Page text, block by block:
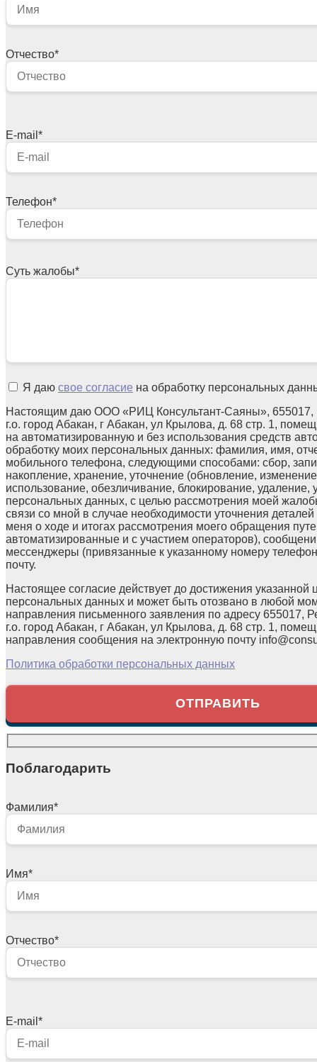
Отчество*
E-mail *
Телефон*
Суть жалобы*
Я даю свое согласие на обработку персональных
Настоящим даю ООО «РИЦ Консультант-Саяны», 655017,
г.о. город Абакан, г Абакан, ул Крылова, д. 68 стр. 1,
на автоматизированную и без использования средств
обработку моих персональных данных: фамилия, имя,
мобильного телефона, следующими способами: сбор,
накопление, хранение, уточнение (обновление,
использование, обезличивание, блокирование, удаление,
персональных данных, с целью рассмотрения моей
связи со мной в случае необходимости уточнения
меня о ходе и итогах рассмотрения моего обращения
автоматизированные и с участием операторов),
мессенджеры (привязанные к указанному номеру
почту.
Настоящее согласие действует до достижения указанной
персональных данных и может быть отозвано в любой
направления письменного заявления по адресу 655017,
г.о. город Абакан, г Абакан, ул Крылова, д. 68 стр. 1,
направления сообщения на электронную почту
Политика обработки персональных данных
Поблагодарить
Фамилия*
Имя*
Отчество*
E-mail *